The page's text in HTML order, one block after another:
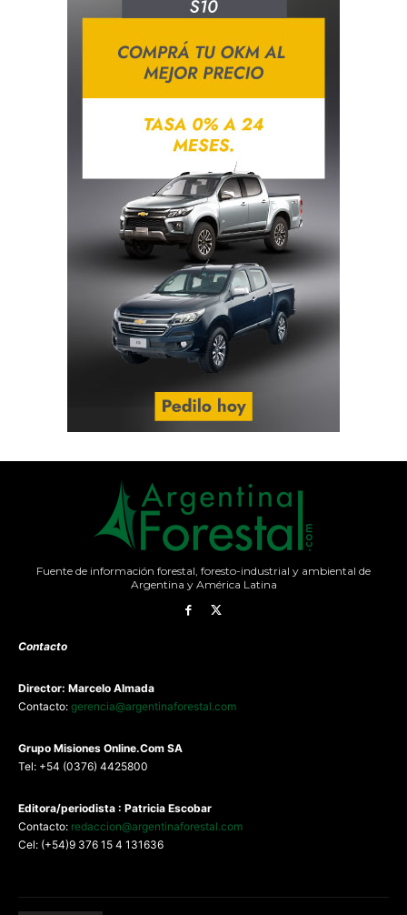
Fuente de información forestal, foresto-industrial y ambiental de
Argentina y América Latina
Contacto
Director: Marcelo Almada
Contacto: gerencia@argentinaforestal.com
Grupo Misiones Online.Com SA
Tel: +54 (0376) 4425800
Editora/periodista : Patricia Escobar
Contacto: redaccion@argentinaforestal.com
Cel: (+54)9 376 15 4 131636